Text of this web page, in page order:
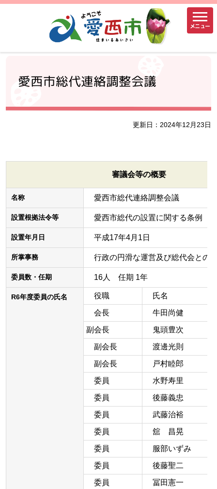
メニュー
愛西市総代連絡調整会議
更新日：2024年12月23日
審議会等の概要
名称 愛西市総代連絡調整会議
設置根拠法令等 愛西市総代の設置に関する条例
設置年月日 平成17年4月1日
所掌事務 行政の円滑な運営及び総代会との
委員数・任期 16人 任期 1年
R6年度委員の氏名 役職 氏名
会長 牛田尚健
副会長 鬼頭豊次
副会長 渡邊光則
副会長 戸村睦郎
委員 水野寿里
委員 後藤義忠
委員 武藤治裕
委員 舘 昌晃
委員 服部いずみ
委員 後藤聖二
委員 冨田憲一